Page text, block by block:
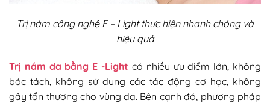
Trị nám công nghệ E – Light thực hiện nhanh chóng và
hiệu quả
Trị nám da bằng E -Light có nhiều ưu điểm lớn, không
bóc tách, không sử dụng các tác động cơ học, không
gây tổn thương cho vùng da. Bên cạnh đó, phương pháp